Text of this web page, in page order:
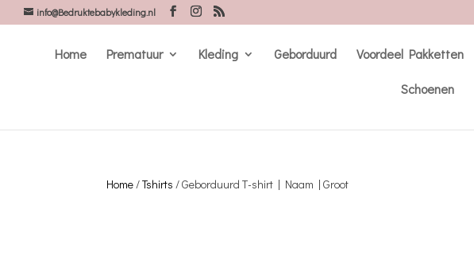
info@Bedruktebabykleding.nl
Home Prematuur Kleding Geborduurd Voordeel Pakketten
Schoenen
Home/Tshirts / Geborduurd T-shirt | Naam | Groot